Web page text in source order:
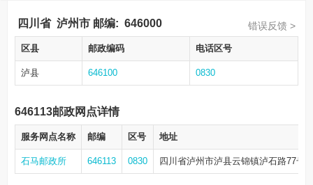
四川省 泸州市 邮编: 646000 错误反馈 >
区县 邮政编码 电话区号
泸县 646100 0830
646113邮政网点详情
服务网点名称 邮编 区号 地址
石马邮政所 646113 0830 四川省泸州市泸县云锦镇泸石路77号